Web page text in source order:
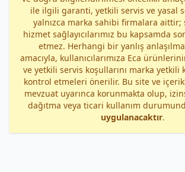
ile ilgili garanti, yetkili servis ve yasal
yalnızca marka sahibi firmalara aittir;
hizmet sağlayıcılarımız bu kapsamda
etmez. Herhangi bir yanlış
amacıyla, kullanıcılarımıza Eca
ve yetkili servis koşullarını marka yetkili
kontrol etmeleri önerilir. Bu site ve
mevzuat uyarınca korunmakta olup,
dağıtma veya ticari kullanım
uygulanacaktır.